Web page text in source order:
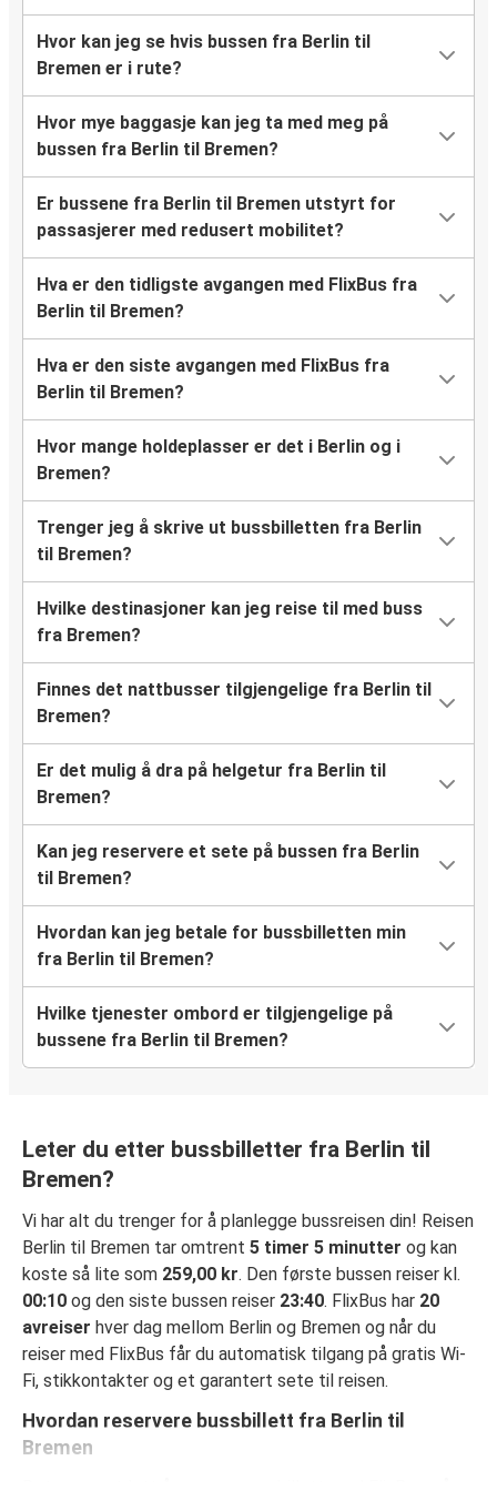
Hvor kan jeg se hvis bussen fra Berlin til
Bremen er i rute?
Hvor mye baggasje kan jeg ta med meg på
bussen fra Berlin til Bremen?
Er bussene fra Berlin til Bremen utstyrt for
passasjerer med redusert mobilitet?
Hva er den tidligste avgangen med FlixBus fra
Berlin til Bremen?
Hva er den siste avgangen med FlixBus fra
Berlin til Bremen?
Hvor mange holdeplasser er det i Berlin og i
Bremen?
Trenger jeg å skrive ut bussbilletten fra Berlin
til Bremen?
Hvilke destinasjoner kan jeg reise til med buss
fra Bremen?
Finnes det nattbusser tilgjengelige fra Berlin til
Bremen?
Er det mulig å dra på helgetur fra Berlin til
Bremen?
Kan jeg reservere et sete på bussen fra Berlin
til Bremen?
Hvordan kan jeg betale for bussbilletten min
fra Berlin til Bremen?
Hvilke tjenester ombord er tilgjengelige på
bussene fra Berlin til Bremen?
Leter du etter bussbilletter fra Berlin til
Bremen?
Vi har alt du trenger for å planlegge bussreisen din! Reisen
Berlin til Bremen tar omtrent 5 timer 5 minutter og kan
koste så lite som 259,00 kr. Den første bussen reiser kl.
00:10 og den siste bussen reiser 23:40. FlixBus har 20
avreiser hver dag mellom Berlin og Bremen og når du
reiser med FlixBus får du automatisk tilgang på gratis Wi-
Fi, stikkontakter og et garantert sete til reisen.
Hvordan reservere bussbillett fra Berlin til
Bremen